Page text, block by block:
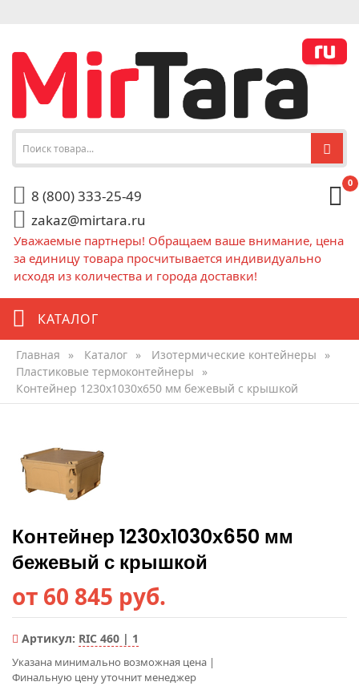
8 (800) 333-25-49
zakaz@mirtara.ru
0
Уважаемые партнеры! Обращаем ваше внимание, цена
за единицу товара просчитывается индивидуально
исходя из количества и города доставки!
КАТАЛОГ
Главная » Каталог » Изотермические контейнеры
»
Пластиковые термоконтейнеры
»
Контейнер 1230х1030х650 мм бежевый с крышкой
Контейнер 1230х1030х650 мм
бежевый с крышкой
от 60 845 руб.
Артикул: RIC 460 | 1
Указана минимально возможная цена |
Финальную цену уточнит менеджер